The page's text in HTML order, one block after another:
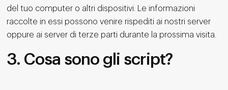
del tuo computer o altri dispositivi. Le informazioni
raccolte in essi possono venire rispediti ai nostri server
oppure ai server di terze parti durante la prossima visita.
3. Cosa sono gli script?